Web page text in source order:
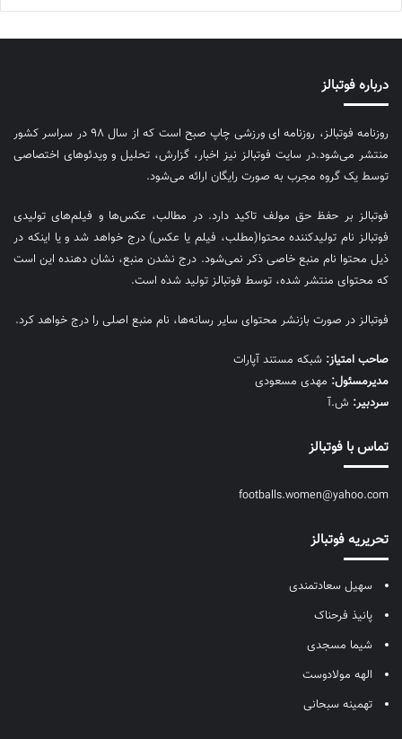
درباره فوتبالز
روزنامه فوتبالز، روزنامه ای ورزشی چاپ صبح است که از سال ۹۸ در سراسر کشور
منتشر می‌شود.در سایت فوتبالز نیز اخبار، گزارش، تحلیل و ویدئوهای اختصاصی
توسط یک گروه مجرب به صورت رایگان ارائه می‌شود.
فوتبالز بر حفظ حق مولف تاکید دارد. در مطالب، عکس‌ها و فیلم‌های تولیدی
فوتبالز نام تولیدکننده محتوا(مطلب، فیلم یا عکس) درج خواهد شد و یا اینکه در
ذیل محتوا نام منبع خاصی ذکر نمی‌‎شود. درج نشدن منبع، نشان دهنده این است
که محتوای منتشر شده، توسط فوتبالز تولید شده است.
فوتبالز در صورت بازنشر محتوای سایر رسانه‌ها، نام منبع اصلی را درج خواهد کرد.
صاحب امتیاز: شبکه مستند آپارات
مديرمسئول: مهدی مسعودی
سردبیر: ش.آ
تماس با فوتبالز
footballs.women@yahoo.com
تحریریه فوتبالز
سهیل سعادتمندی
پانیذ فرحناک
شیما مسجدی
الهه مولادوست
تهمینه سبحانی